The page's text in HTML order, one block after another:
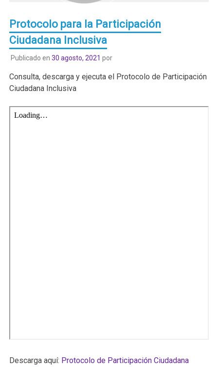
Protocolo para la Participación
Ciudadana Inclusiva
Publicado en 30 agosto, 2021 por
Consulta, descarga y ejecuta el Protocolo de Participación
Ciudadana Inclusiva
Descarga aquí: Protocolo de Participación Ciudadana